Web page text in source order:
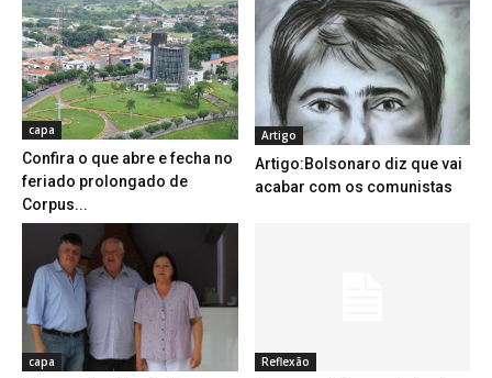
capa
Confira o que abre e fecha no
feriado prolongado de
Corpus...
Artigo
Artigo:Bolsonaro diz que vai
acabar com os comunistas
capa Reflexão